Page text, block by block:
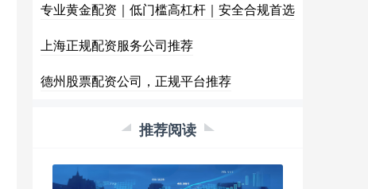
专业黄金配资｜低门槛高杠杆｜安全合规首选
上海正规配资服务公司推荐
德州股票配资公司，正规平台推荐
推荐阅读